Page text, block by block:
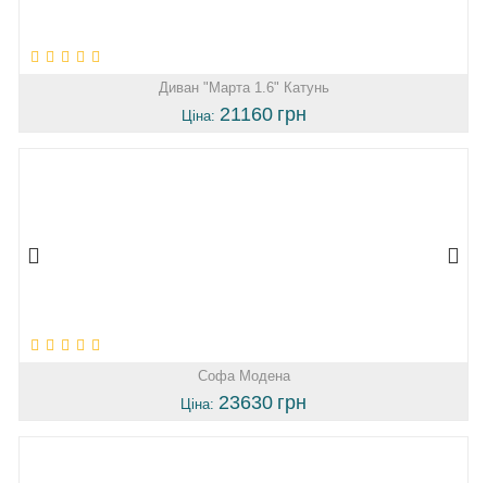
Диван "Марта 1.6" Катунь
Ціна: 21160 грн
Софа Модена
Ціна: 23630 грн